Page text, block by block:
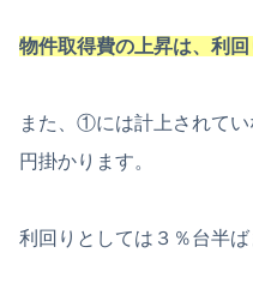
物件取得費の上昇は、利回
また、①には計上されて
円掛かります。
利回りとしては３％台半ば